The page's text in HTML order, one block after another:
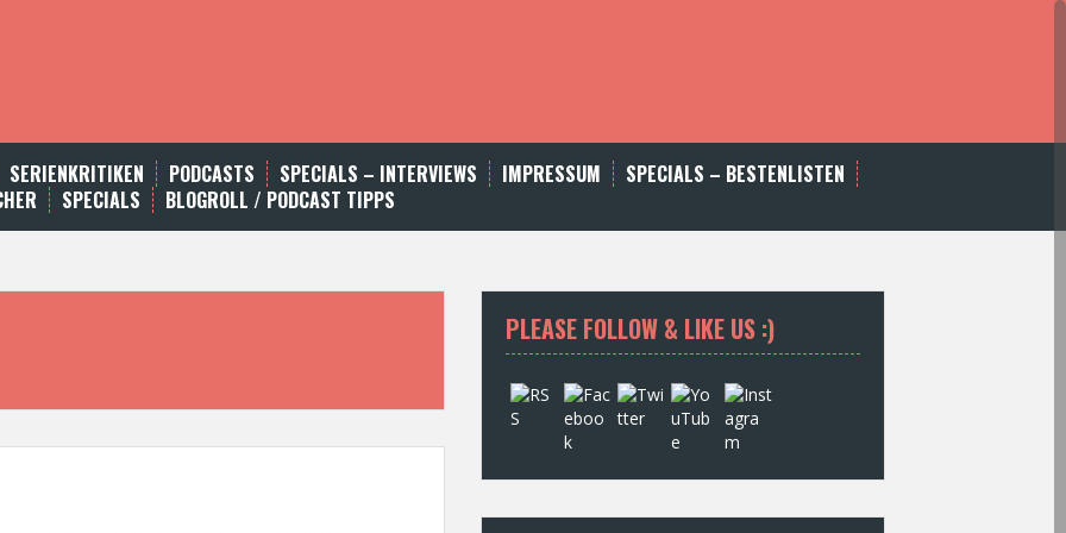
SERIENKRITIKEN PODCASTS SPECIALS – INTERVIEWS IMPRESSUM
SPECIALS – BESTENLISTEN
SPECIALS BLOGROLL / PODCAST TIPPS
PLEASE FOLLOW & LIKE US :)